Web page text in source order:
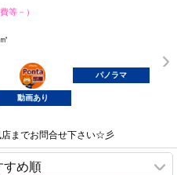
等－）
ポンタ
部屋
パノラマ
動画あり
までお問合せ下さい☆彡